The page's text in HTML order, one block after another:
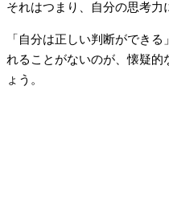
それはつまり、自分の思考力
「自分は正しい判断ができ
れることがないのが、懐疑的
ょう。